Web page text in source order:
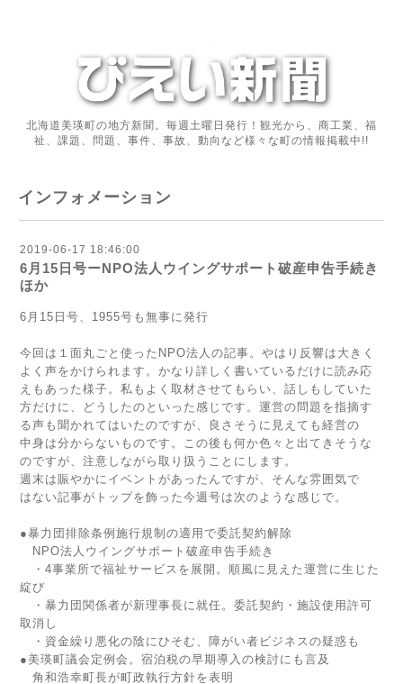
北海道美瑛町の地方新聞。毎週土曜日発行！観光から、商工業、福
祉、課題、問題、事件、事故、動向など様々な町の情報掲載中!!
インフォメーション
2019-06-17 18:46:00
6月15日号ーNPO法人ウイングサポート破産申告手続き
ほか
6月15日号、1955号も無事に発行
今回は１面丸ごと使ったNPO法人の記事。やはり反響は大きく
よく声をかけられます。かなり詳しく書いているだけに読み応
えもあった様子。私もよく取材させてもらい、話しもしていた
方だけに、どうしたのといった感じです。運営の問題を指摘す
る声も聞かれてはいたのですが、良さそうに見えても経営の
中身は分からないものです。この後も何か色々と出てきそうな
のですが、注意しながら取り扱うことにします。
週末は賑やかにイベントがあったんですが、そんな雰囲気で
はない記事がトップを飾った今週号は次のような感じで。
●暴力団排除条例施行規制の適用で委託契約解除
NPO法人ウイングサポート破産申告手続き
・4事業所で福祉サービスを展開。順風に見えた運営に生じた
綻び
・暴力団関係者が新理事長に就任。委託契約・施設使用許可
取消し
・資金繰り悪化の陰にひそむ、障がい者ビジネスの疑惑も
●美瑛町議会定例会。宿泊税の早期導入の検討にも言及
角和浩幸町長が町政執行方針を表明